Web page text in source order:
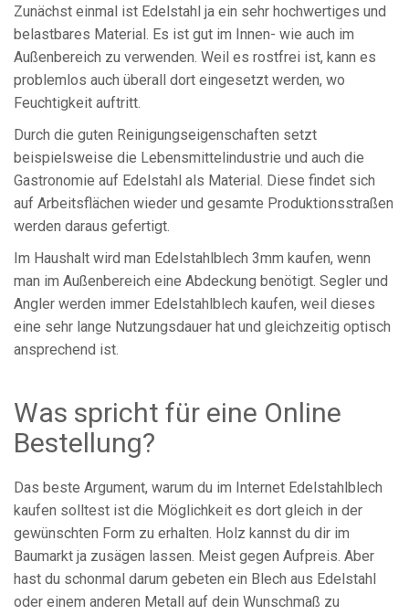
Zunächst einmal ist Edelstahl ja ein sehr hochwertiges und
belastbares Material. Es ist gut im Innen- wie auch im
Außenbereich zu verwenden. Weil es rostfrei ist, kann es
problemlos auch überall dort eingesetzt werden, wo
Feuchtigkeit auftritt.
Durch die guten Reinigungseigenschaften setzt
beispielsweise die Lebensmittelindustrie und auch die
Gastronomie auf Edelstahl als Material. Diese findet sich
auf Arbeitsflächen wieder und gesamte Produktionsstraßen
werden daraus gefertigt.
Im Haushalt wird man Edelstahlblech 3mm kaufen, wenn
man im Außenbereich eine Abdeckung benötigt. Segler und
Angler werden immer Edelstahlblech kaufen, weil dieses
eine sehr lange Nutzungsdauer hat und gleichzeitig optisch
ansprechend ist.
Was spricht für eine Online
Bestellung?
Das beste Argument, warum du im Internet Edelstahlblech
kaufen solltest ist die Möglichkeit es dort gleich in der
gewünschten Form zu erhalten. Holz kannst du dir im
Baumarkt ja zusägen lassen. Meist gegen Aufpreis. Aber
hast du schonmal darum gebeten ein Blech aus Edelstahl
oder einem anderen Metall auf dein Wunschmaß zu